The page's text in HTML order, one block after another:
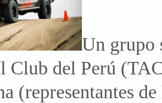
Un grupo
Club del Perú
(representantes